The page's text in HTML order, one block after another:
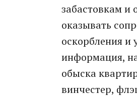
забастовкам и
оказывать
оскорбления и
информация,
обыска
винчестер,